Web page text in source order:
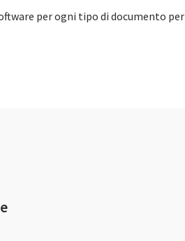
per ogni tipo di documento per